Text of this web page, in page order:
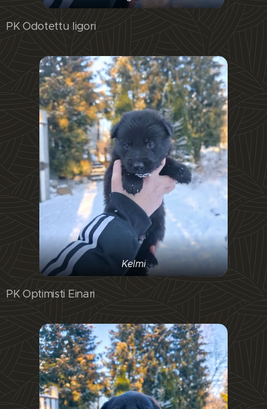
PK Odotettu Iigori
Kelmi
PK Optimisti Einari